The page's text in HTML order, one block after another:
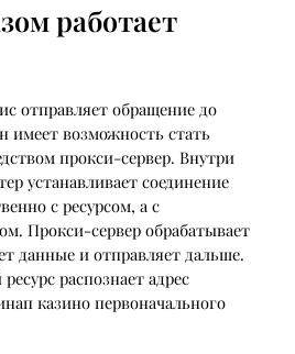
работает
отправляет обращение до
имеет возможность стать
прокси-сервер. Внутри
устанавливает соединение
с ресурсом, а с
Прокси-сервер обрабатывает
данные и отправляет дальше.
распознает адрес
казино первоначального